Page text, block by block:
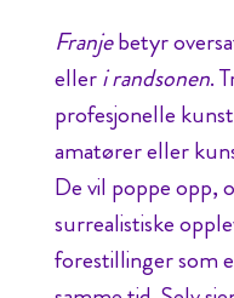
Franjebetyr
elleri randsonen.
profesjonelle
amatører eller
De vil poppe opp,
surrealistiske
forestillinger som